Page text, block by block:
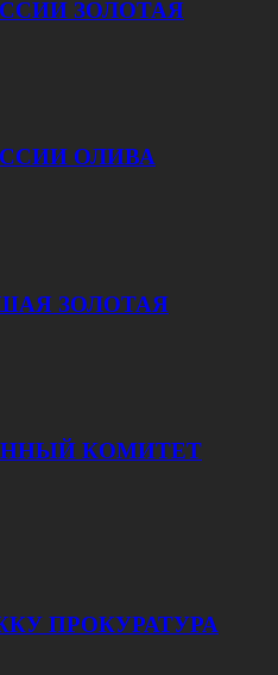
ЗОЛОТАЯ
ОЛИВА
ЗОЛОТАЯ
КОМИТЕТ
ПРОКУРАТУРА